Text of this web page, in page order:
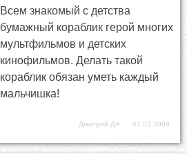
Всем знакомый с детства
бумажный кораблик герой многих
мультфильмов и детских
кинофильмов. Делать такой
кораблик обязан уметь каждый
мальчишка!
Дмитрий ДА 01.03.2009